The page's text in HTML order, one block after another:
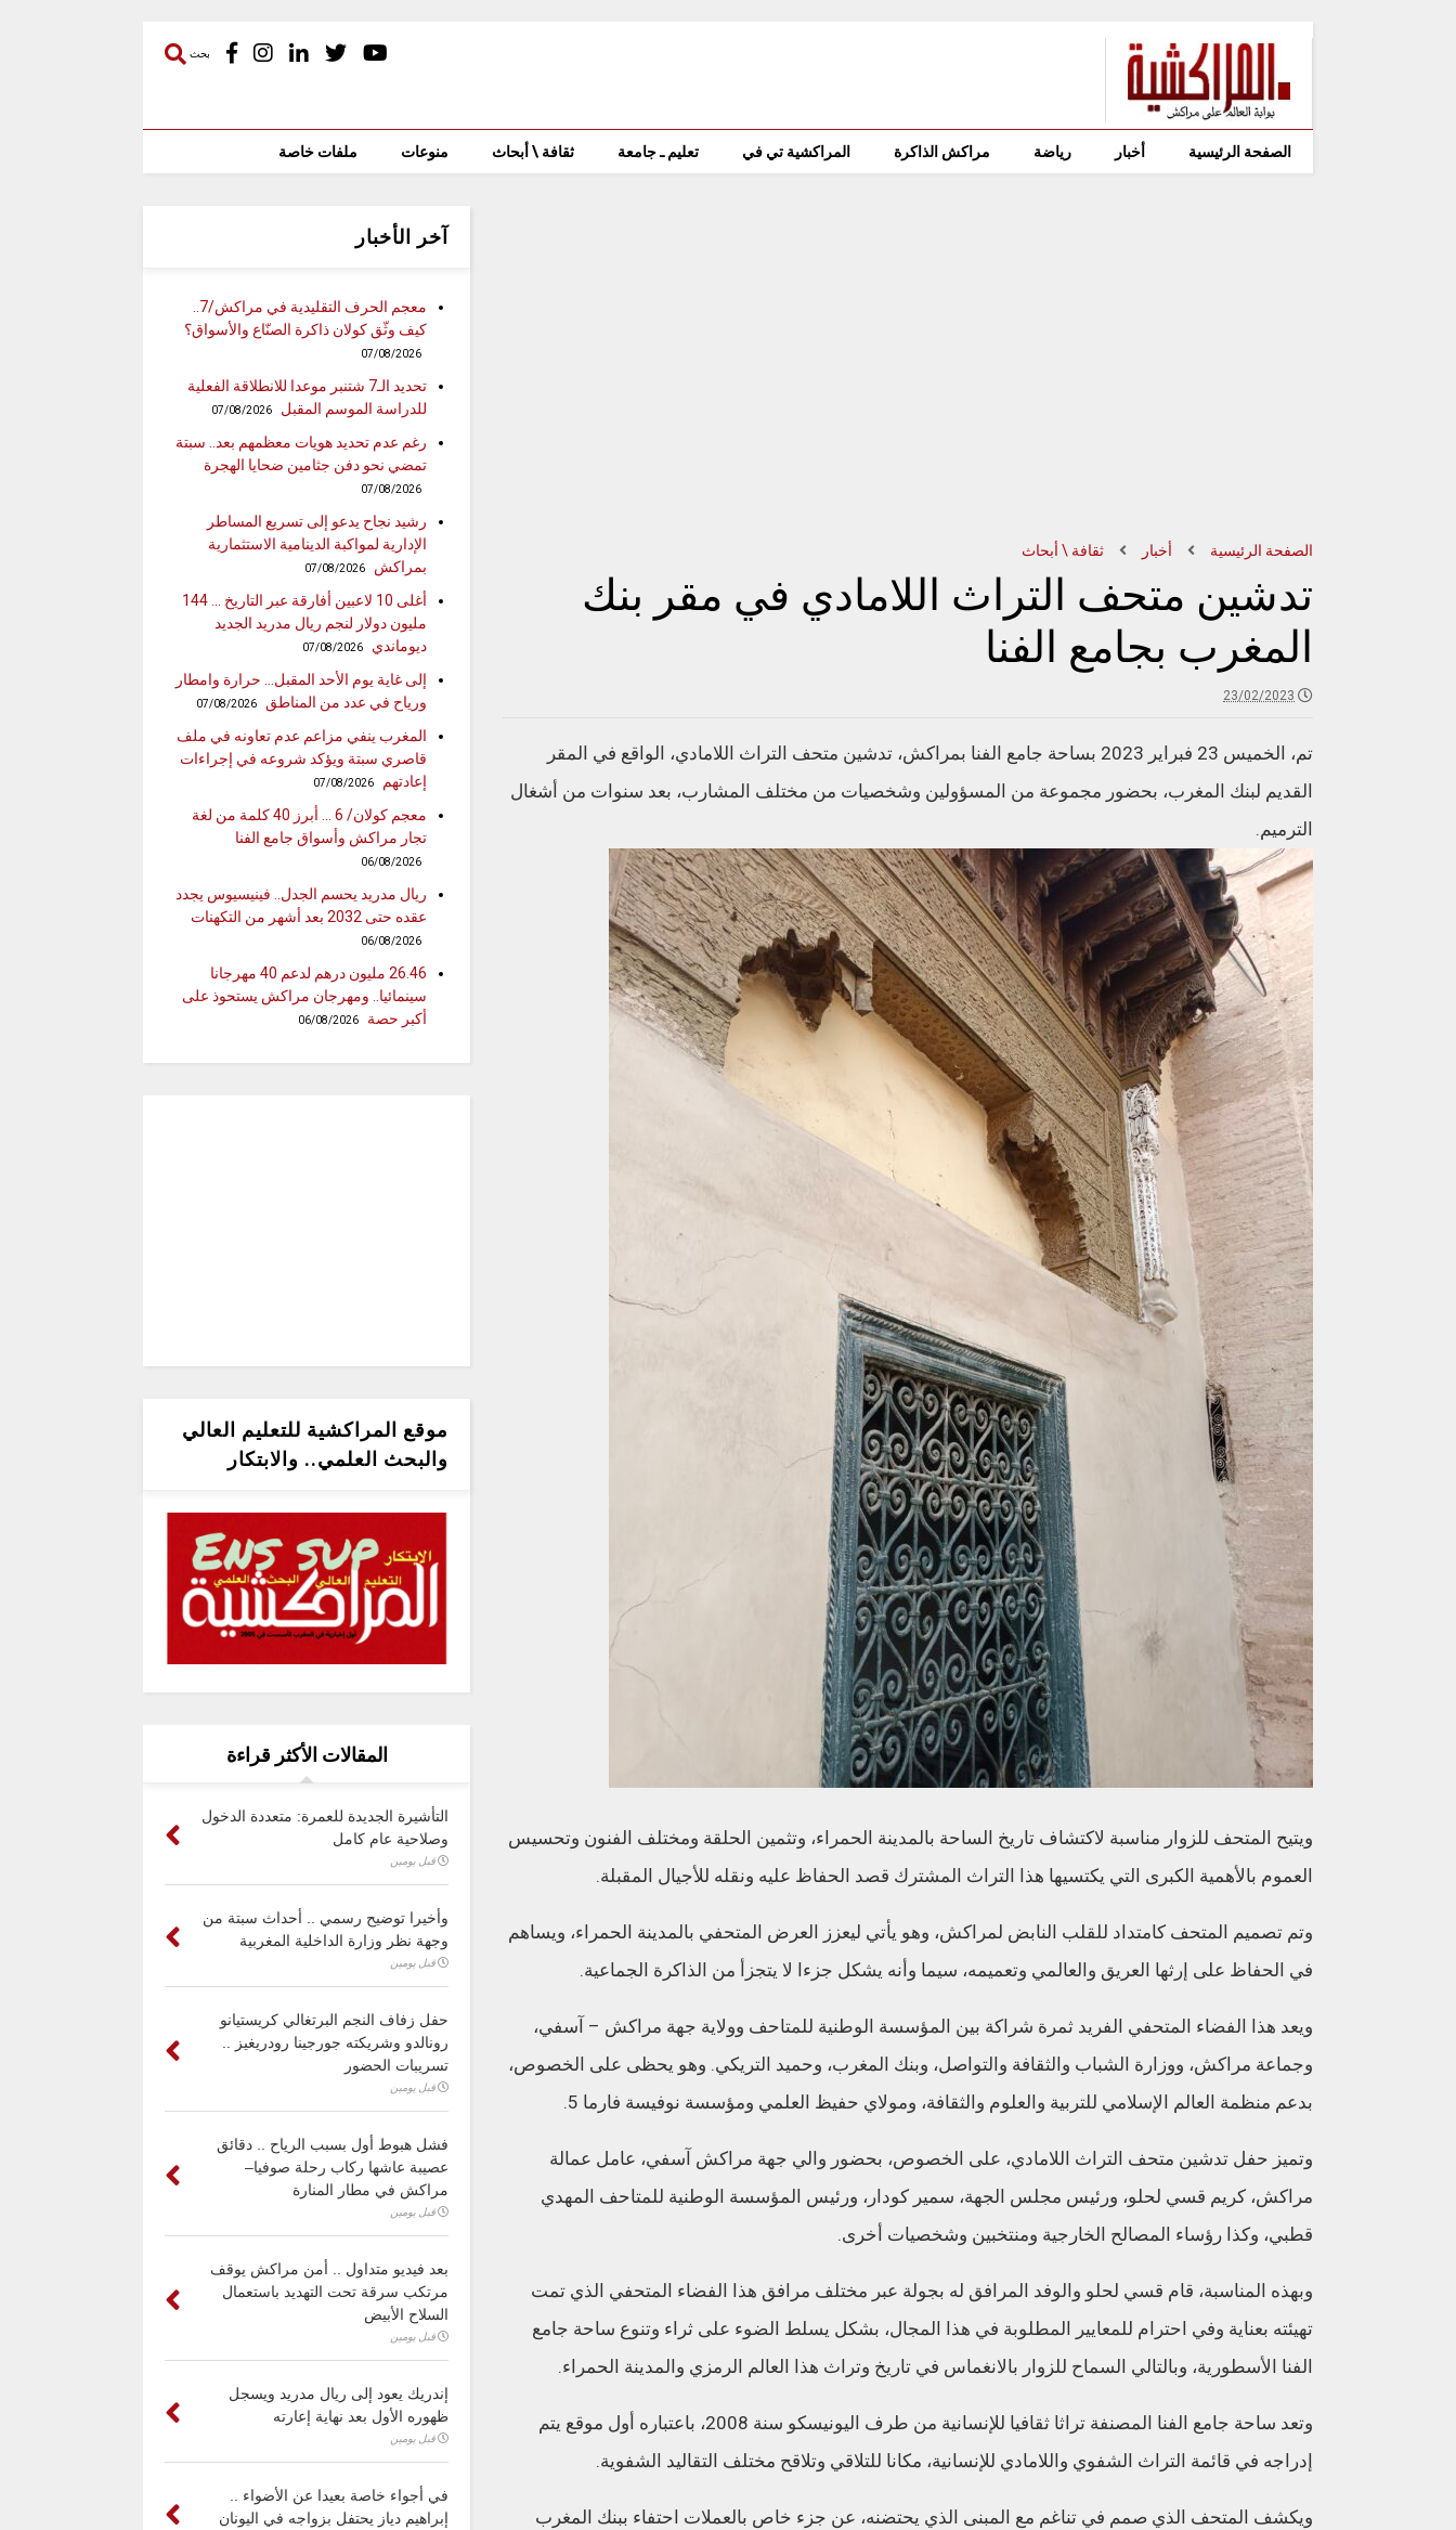
بحث
الصفحة الرئيسية أخبار رياضة مراكش الذاكرة المراكشية تي في تعليم ـ جامعة ثقافة \ أبحاث منوعات ملفات خاصة
الصفحة الرئيسية أخبار ثقافة \ أبحاث
تدشين متحف التراث اللامادي في مقر بنك
المغرب بجامع الفنا
23/02/2023
تم، الخميس 23 فبراير 2023 بساحة جامع الفنا بمراكش، تدشين متحف التراث اللامادي، الواقع في المقر
القديم لبنك المغرب، بحضور مجموعة من المسؤولين وشخصيات من مختلف المشارب، بعد سنوات من أشغال
الترميم.
ويتيح المتحف للزوار مناسبة لاكتشاف تاريخ الساحة بالمدينة الحمراء، وتثمين الحلقة ومختلف الفنون وتحسيس
العموم بالأهمية الكبرى التي يكتسيها هذا التراث المشترك قصد الحفاظ عليه ونقله للأجيال المقبلة.
وتم تصميم المتحف كامتداد للقلب النابض لمراكش، وهو يأتي ليعزز العرض المتحفي بالمدينة الحمراء، ويساهم
في الحفاظ على إرثها العريق والعالمي وتعميمه، سيما وأنه يشكل جزءا لا يتجزأ من الذاكرة الجماعية.
ويعد هذا الفضاء المتحفي الفريد ثمرة شراكة بين المؤسسة الوطنية للمتاحف وولاية جهة مراكش – آسفي،
وجماعة مراكش، ووزارة الشباب والثقافة والتواصل، وبنك المغرب، وحميد التريكي. وهو يحظى على الخصوص،
بدعم منظمة العالم الإسلامي للتربية والعلوم والثقافة، ومولاي حفيظ العلمي ومؤسسة نوفيسة فارما 5.
وتميز حفل تدشين متحف التراث اللامادي، على الخصوص، بحضور والي جهة مراكش آسفي، عامل عمالة
مراكش، كريم قسي لحلو، ورئيس مجلس الجهة، سمير كودار، ورئيس المؤسسة الوطنية للمتاحف المهدي
قطبي، وكذا رؤساء المصالح الخارجية ومنتخبين وشخصيات أخرى.
وبهذه المناسبة، قام قسي لحلو والوفد المرافق له بجولة عبر مختلف مرافق هذا الفضاء المتحفي الذي تمت
تهيئته بعناية وفي احترام للمعايير المطلوبة في هذا المجال، بشكل يسلط الضوء على ثراء وتنوع ساحة جامع
الفنا الأسطورية، وبالتالي السماح للزوار بالانغماس في تاريخ وتراث هذا العالم الرمزي والمدينة الحمراء.
وتعد ساحة جامع الفنا المصنفة تراثا ثقافيا للإنسانية من طرف اليونيسكو سنة 2008، باعتباره أول موقع يتم
إدراجه في قائمة التراث الشفوي واللامادي للإنسانية، مكانا للتلاقي وتلاقح مختلف التقاليد الشفوية.
ويكشف المتحف الذي صمم في تناغم مع المبنى الذي يحتضنه، عن جزء خاص بالعملات احتفاء ببنك المغرب
آخر الأخبار
معجم الحرف التقليدية في مراكش/7..
كيف وثّق كولان ذاكرة الصنّاع والأسواق؟
07/08/2026
تحديد الـ7 شتنبر موعدا للانطلاقة الفعلية
للدراسة الموسم المقبل
07/08/2026
رغم عدم تحديد هويات معظمهم بعد.. سبتة
تمضي نحو دفن جثامين ضحايا الهجرة
07/08/2026
رشيد نجاح يدعو إلى تسريع المساطر
الإدارية لمواكبة الدينامية الاستثمارية
بمراكش
07/08/2026
أغلى 10 لاعبين أفارقة عبر التاريخ … 144
مليون دولار لنجم ريال مدريد الجديد
ديوماندي
07/08/2026
إلى غاية يوم الأحد المقبل… حرارة وامطار
ورياح في عدد من المناطق
07/08/2026
المغرب ينفي مزاعم عدم تعاونه في ملف
قاصري سبتة ويؤكد شروعه في إجراءات
إعادتهم
07/08/2026
معجم كولان/ 6 … أبرز 40 كلمة من لغة
تجار مراكش وأسواق جامع الفنا
06/08/2026
ريال مدريد يحسم الجدل.. فينيسيوس يجدد
عقده حتى 2032 بعد أشهر من التكهنات
06/08/2026
26.46 مليون درهم لدعم 40 مهرجانا
سينمائيا.. ومهرجان مراكش يستحوذ على
أكبر حصة
06/08/2026
موقع المراكشية للتعليم العالي
والبحث العلمي.. والابتكار
المقالات الأكثر قراءة
التأشيرة الجديدة للعمرة: متعددة الدخول
وصلاحية عام كامل
قبل يومين
وأخيرا توضيح رسمي .. أحداث سبتة من
وجهة نظر وزارة الداخلية المغربية
قبل يومين
حفل زفاف النجم البرتغالي كريستيانو
رونالدو وشريكته جورجينا رودريغيز ..
تسريبات الحضور
قبل يومين
فشل هبوط أول بسبب الرياح .. دقائق
عصيبة عاشها ركاب رحلة صوفيا–
مراكش في مطار المنارة
قبل يومين
بعد فيديو متداول .. أمن مراكش يوقف
مرتكب سرقة تحت التهديد باستعمال
السلاح الأبيض
قبل يومين
إندريك يعود إلى ريال مدريد ويسجل
ظهوره الأول بعد نهاية إعارته
قبل يومين
في أجواء خاصة بعيدا عن الأضواء ..
إبراهيم دياز يحتفل بزواجه في اليونان